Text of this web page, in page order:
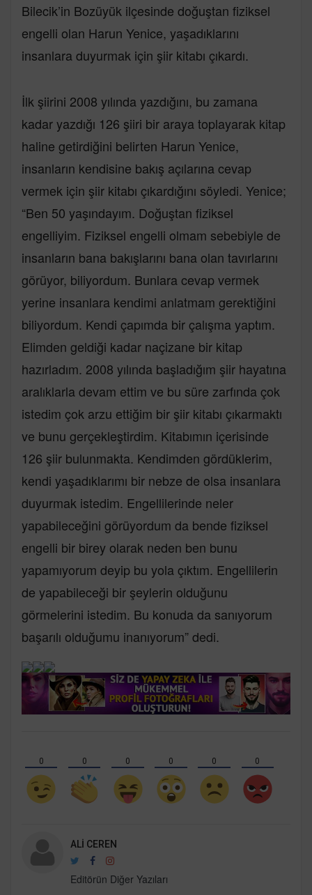
Bilecik’in Bozüyük ilçesinde doğuştan fiziksel
engelli olan Harun Yenice, yaşadıklarını
insanlara duyurmak için şiir kitabı çıkardı.
İlk şiirini 2008 yılında yazdığını, bu zamana
kadar yazdığı 126 şiiri bir araya toplayarak kitap
haline getirdiğini belirten Harun Yenice,
insanların kendisine bakış açılarına cevap
vermek için şiir kitabı çıkardığını söyledi. Yenice;
“Ben 50 yaşındayım. Doğuştan fiziksel
engelliyim. Fiziksel engelli olmam sebebiyle de
insanların bana bakışlarını bana olan tavırlarını
görüyor, biliyordum. Bunlara cevap vermek
yerine insanlara kendimi anlatmam gerektiğini
biliyordum. Kendi çapımda bir çalışma yaptım.
Elimden geldiği kadar naçizane bir kitap
hazırladım. 2008 yılında başladığım şiir hayatına
aralıklarla devam ettim ve bu süre zarfında çok
istedim çok arzu ettiğim bir şiir kitabı çıkarmaktı
ve bunu gerçekleştirdim. Kitabımın içerisinde
126 şiir bulunmakta. Kendimden gördüklerim,
kendi yaşadıklarımı bir nebze de olsa insanlara
duyurmak istedim. Engellilerinde neler
yapabileceğini görüyordum da bende fiziksel
engelli bir birey olarak neden ben bunu
yapamıyorum deyip bu yola çıktım. Engellilerin
de yapabileceği bir şeylerin olduğunu
görmelerini istedim. Bu konuda da sanıyorum
başarılı olduğumu inanıyorum” dedi.
0 0 0 0 0 0
ALI CEREN
Editörün Diğer Yazıları